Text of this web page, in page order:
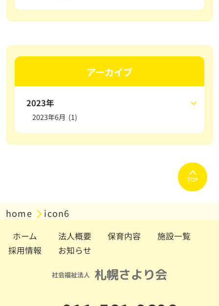
アーカイブ
2023年
2023年6月 (1)
TOP
home icon6
ホーム 法人概要 保育内容
施設一覧
採用情報
お知らせ